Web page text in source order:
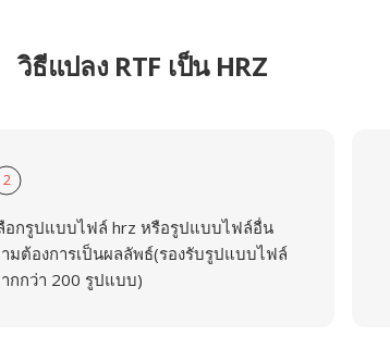
วิธีแปลง RTF เป็น HRZ
2
อกรูปแบบไฟล์ hrz หรือรูปแบบไฟล์อื่น
มต้องการเป็นผลลัพธ์(รองรับรูปแบบไฟล์
กกว่า 200 รูปแบบ)